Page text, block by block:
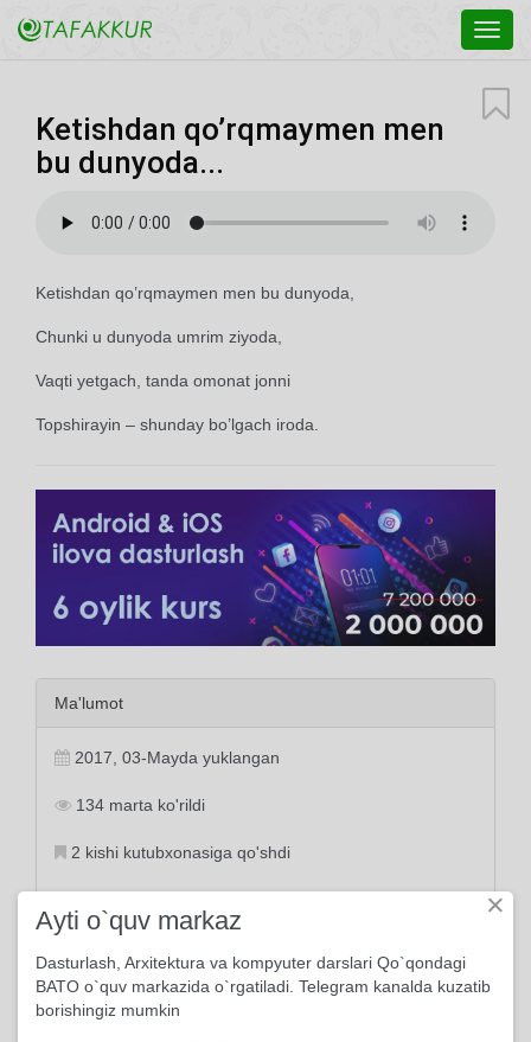
Ketishdan qo’rqmaymen men
bu dunyoda...
Ketishdan qo’rqmaymen men bu dunyoda,
Chunki u dunyoda umrim ziyoda,
Vaqti yetgach, tanda omonat jonni
Topshirayin – shunday bo’lgach iroda.
Ma'lumot
2017, 03-Mayda yuklangan
134 marta ko'rildi
2 kishi kutubxonasiga qo'shdi
Tayanch tushunchalar:
×
Ayti o`quv markaz
Dasturlash, Arxitektura va kompyuter darslari Qo`qondagi
BATO o`quv markazida o`rgatiladi. Telegram kanalda kuzatib
borishingiz mumkin